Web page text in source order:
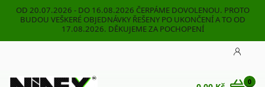
OD 20.07.2026 - DO 16.08.2026 ČERPÁME DOVOLENOU. PROTO
BUDOU VEŠKERÉ OBJEDNÁVKY ŘEŠENY PO UKONČENÍ A TO OD
17.08.2026. DĚKUJEME ZA POCHOPENÍ
0